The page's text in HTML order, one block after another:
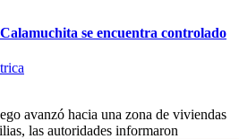
se encuentra controlado
avanzó hacia una zona de viviendas
las autoridades informaron